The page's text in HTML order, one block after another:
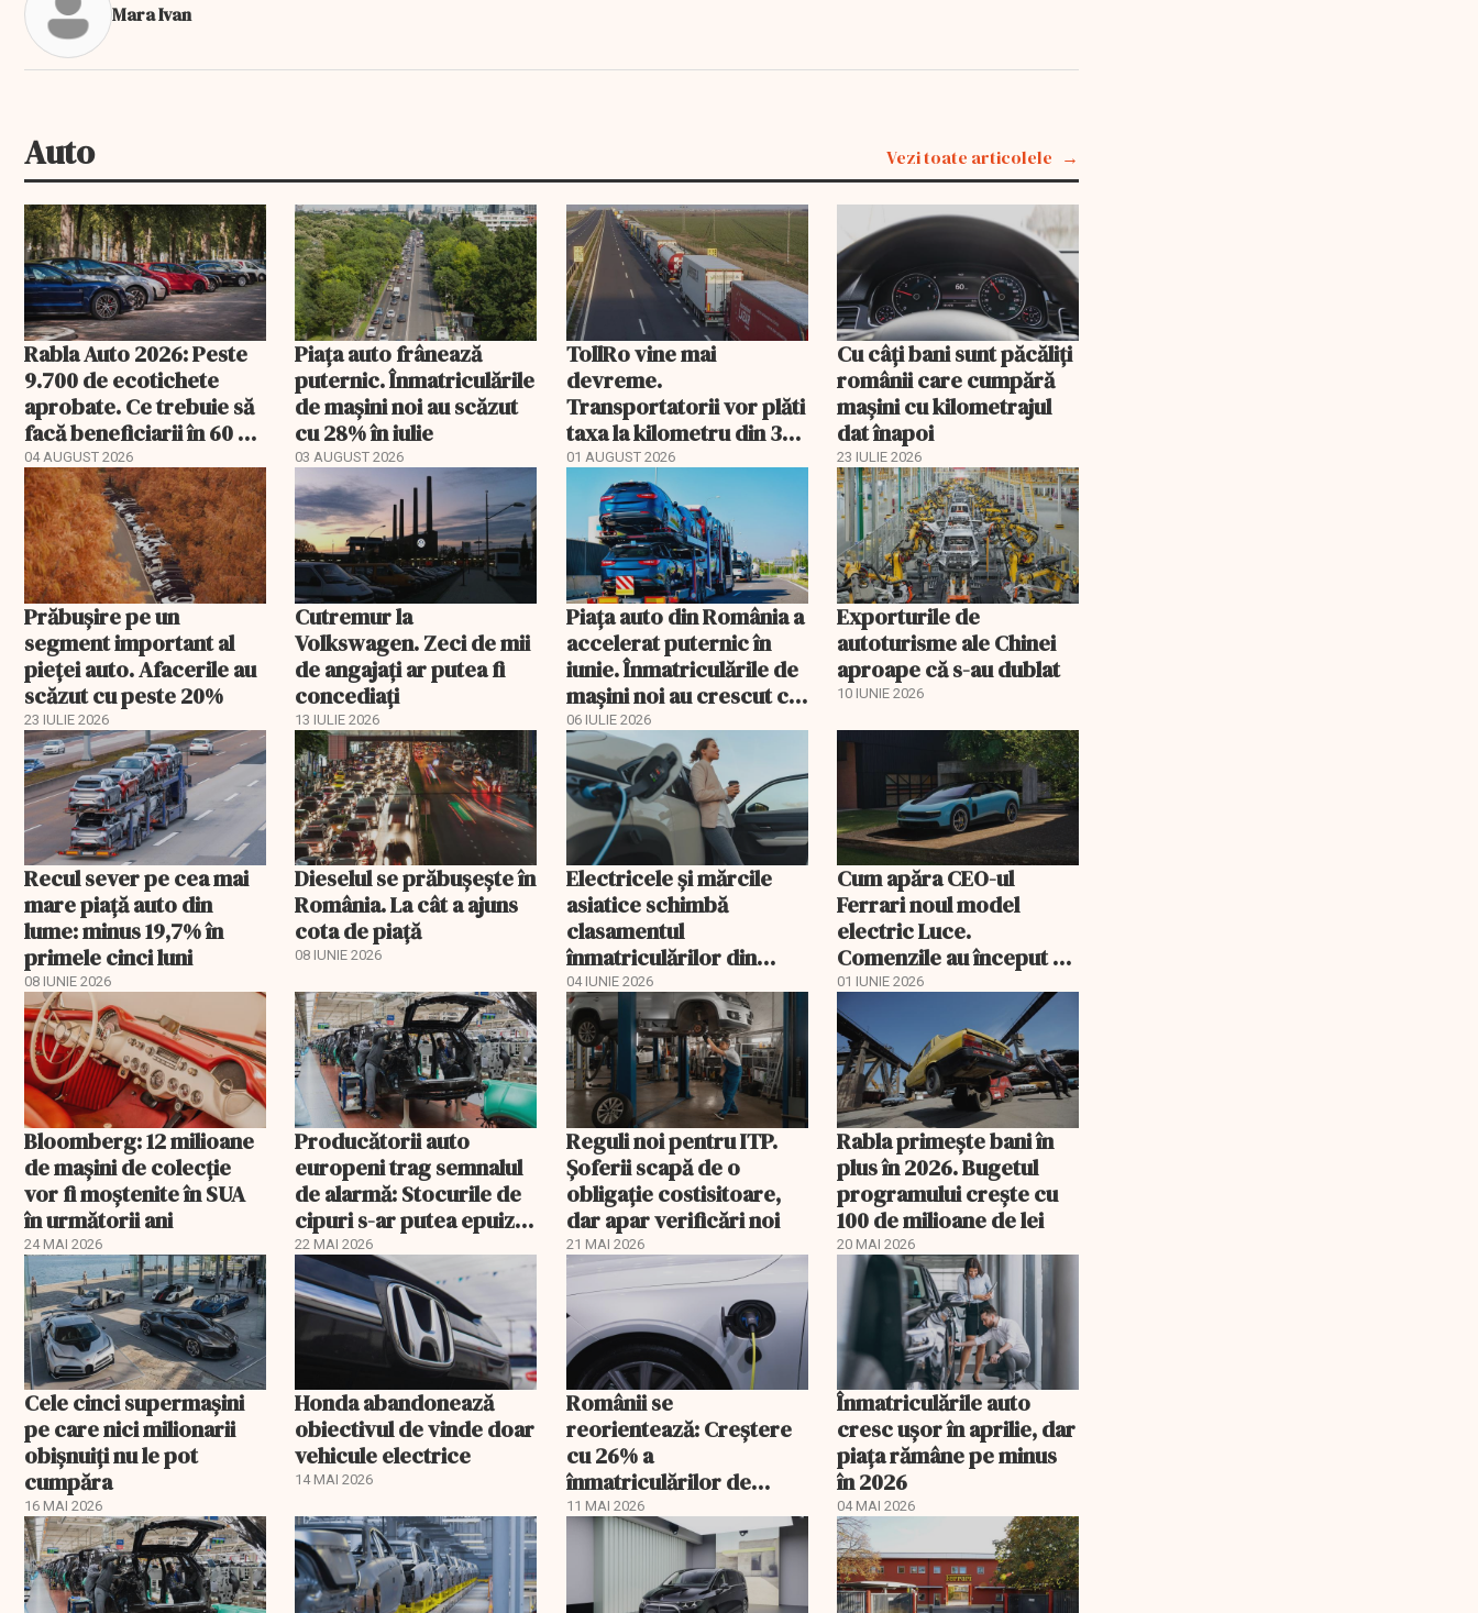
Mara Ivan
Auto Vezi toate articolele
Rabla Auto 2026: Peste
9.700 de ecotichete
aprobate. Ce trebuie să
facă beneficiarii în 60 de
zile
04 AUGUST 2026
Piața auto frânează
puternic. Înmatriculările
de mașini noi au scăzut
cu 28% în iulie
03 AUGUST 2026
TollRo vine mai
devreme.
Transportatorii vor plăti
taxa la kilometru din 31
august
01 AUGUST 2026
Cu câţi bani sunt păcăliţi
românii care cumpără
maşini cu kilometrajul
dat înapoi
23 IULIE 2026
Prăbușire pe un
segment important al
pieței auto. Afacerile au
scăzut cu peste 20%
23 IULIE 2026
Cutremur la
Volkswagen. Zeci de mii
de angajați ar putea fi
concediați
13 IULIE 2026
Piața auto din România a
accelerat puternic în
iunie. Înmatriculările de
mașini noi au crescut cu
53%
06 IULIE 2026
Exporturile de
autoturisme ale Chinei
aproape că s-au dublat
10 IUNIE 2026
Recul sever pe cea mai
mare piață auto din
lume: minus 19,7% în
primele cinci luni
08 IUNIE 2026
Dieselul se prăbușește în
România. La cât a ajuns
cota de piață
08 IUNIE 2026
Electricele și mărcile
asiatice schimbă
clasamentul
înmatriculărilor din
România
04 IUNIE 2026
Cum apăra CEO-ul
Ferrari noul model
electric Luce.
Comenzile au început să
curgă
01 IUNIE 2026
Bloomberg: 12 milioane
de mașini de colecție
vor fi moștenite în SUA
în următorii ani
24 MAI 2026
Producătorii auto
europeni trag semnalul
de alarmă: Stocurile de
cipuri s-ar putea epuiza
în câteva săptămâni
22 MAI 2026
Reguli noi pentru ITP.
Șoferii scapă de o
obligație costisitoare,
dar apar verificări noi
21 MAI 2026
Rabla primește bani în
plus în 2026. Bugetul
programului crește cu
100 de milioane de lei
20 MAI 2026
Cele cinci supermașini
pe care nici milionarii
obișnuiți nu le pot
cumpăra
16 MAI 2026
Honda abandonează
obiectivul de vinde doar
vehicule electrice
14 MAI 2026
Românii se
reorientează: Creştere
cu 26% a
înmatriculărilor de
autoturisme ecologice
11 MAI 2026
Înmatriculările auto
cresc ușor în aprilie, dar
piața rămâne pe minus
în 2026
04 MAI 2026